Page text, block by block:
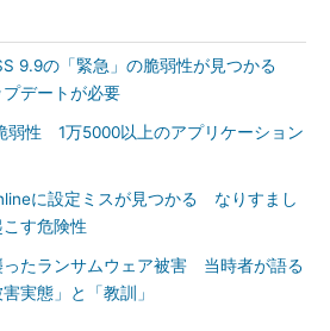
9.9の「緊急」の脆弱性が見つかる
デートが必要
弱性 1万5000以上のアプリケーション
に設定ミスが見つかる なりすまし
す危険性
ったランサムウェア被害 当時者が語る
害実態」と「教訓」